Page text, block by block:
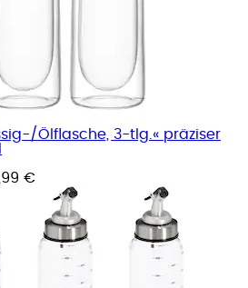
Ölflasche, 3-tlg.« präziser
€